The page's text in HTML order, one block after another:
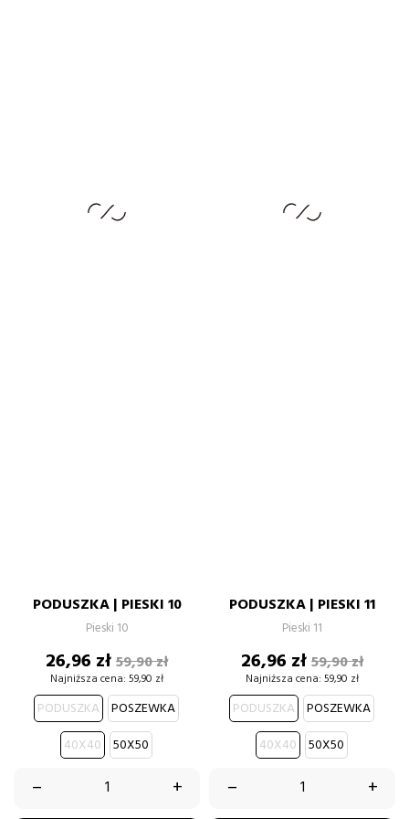
PODUSZKA | PIESKI 10
Pieski 10
Cena
26,96 złCena
podstawowa
59,90 zł
Najniższa cena: 59,90 zł
PODUSZKA
POSZEWKA
40X40
50X50
– +
PODUSZKA | PIESKI 11
Pieski 11
Cena
26,96 złCena
59,90 zł
Najniższa cena: 59,90 zł
PODUSZKA
POSZEWKA
40X40
50X50
– +